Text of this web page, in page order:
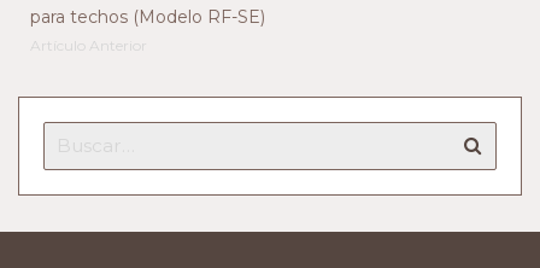
para techos (Modelo RF-SE)
Artículo Anterior